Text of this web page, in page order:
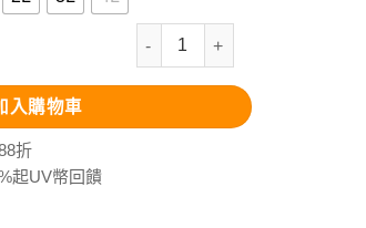
抗UV-Suptex清涼透氣連帽
入購物車
折
起UV幣回饋